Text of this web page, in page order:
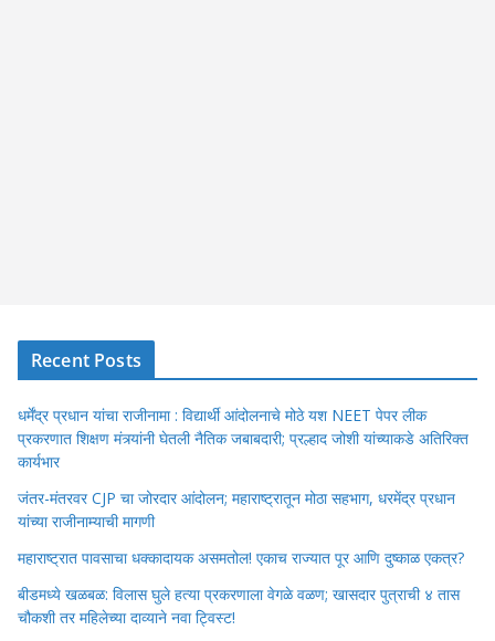
Recent Posts
धर्मेंद्र प्रधान यांचा राजीनामा : विद्यार्थी आंदोलनाचे मोठे यश NEET पेपर लीक
प्रकरणात शिक्षण मंत्र्यांनी घेतली नैतिक जबाबदारी; प्रल्हाद जोशी यांच्याकडे अतिरिक्त
कार्यभार
जंतर-मंतरवर CJP चा जोरदार आंदोलन; महाराष्ट्रातून मोठा सहभाग, धरमेंद्र प्रधान
यांच्या राजीनाम्याची मागणी
महाराष्ट्रात पावसाचा धक्कादायक असमतोल! एकाच राज्यात पूर आणि दुष्काळ एकत्र?
बीडमध्ये खळबळ: विलास घुले हत्या प्रकरणाला वेगळे वळण; खासदार पुत्राची ४ तास
चौकशी तर महिलेच्या दाव्याने नवा ट्विस्ट!